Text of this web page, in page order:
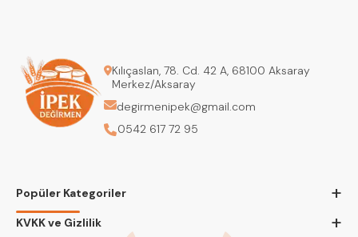
Kılıçaslan, 78. Cd. 42 A, 68100 Aksaray
Merkez/Aksaray
degirmenipek@gmail.com
0542 617 72 95
Popüler Kategoriler +
KVKK ve Gizlilik +